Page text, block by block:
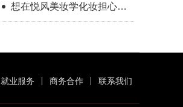
想在悦风美妆学化妆担心班
里人多学不会？
就业服务 商务合作 联系我们